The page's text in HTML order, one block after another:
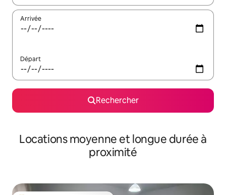
Arrivée
Départ
Rechercher
Locations moyenne et longue durée à
proximité